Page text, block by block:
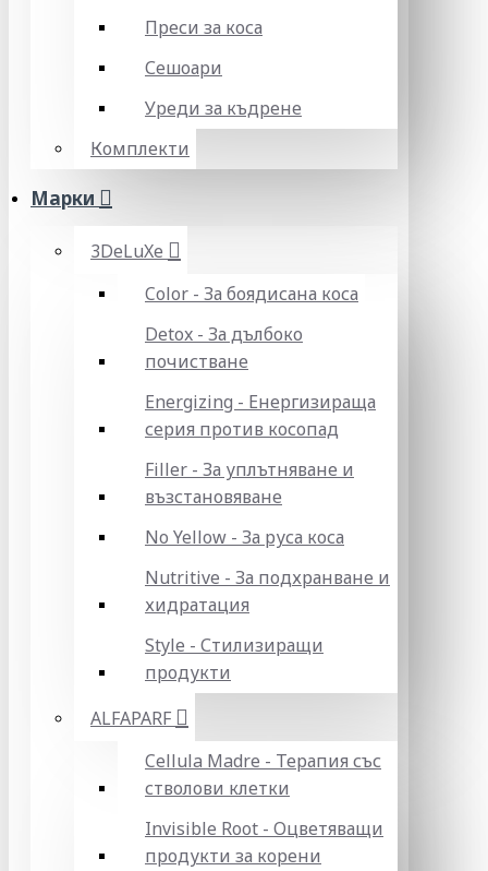
Преси за коса
Сешоари
Уреди за къдрене
Комплекти
Марки
3DeLuXe
Color - За боядисана коса
Detox - За дълбоко
почистване
Energizing - Енергизираща
серия против косопад
Filler - За уплътняване и
възстановяване
No Yellow - За руса коса
Nutritive - За подхранване и
хидратация
Style - Стилизиращи
продукти
ALFAPARF
Cellula Madre - Терапия със
стволови клетки
Invisible Root - Оцветяващи
продукти за корени